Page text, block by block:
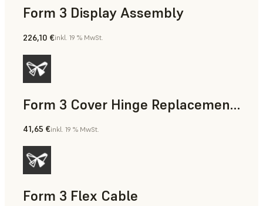
Form 3 Display Assembly
226,10 €inkl. 19 % MwSt.
Form 3 Cover Hinge Replacement Kit
41,65 €inkl. 19 % MwSt.
Form 3 Flex Cable